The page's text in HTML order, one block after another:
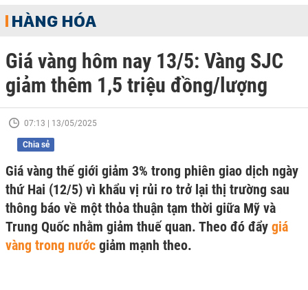
HÀNG HÓA
Giá vàng hôm nay 13/5: Vàng SJC
giảm thêm 1,5 triệu đồng/lượng
07:13 | 13/05/2025
Chia sẻ
Giá vàng thế giới giảm 3% trong phiên giao dịch ngày
thứ Hai (12/5) vì khẩu vị rủi ro trở lại thị trường sau
thông báo về một thỏa thuận tạm thời giữa Mỹ và
Trung Quốc nhằm giảm thuế quan. Theo đó đẩy giá
vàng trong nước giảm mạnh theo.